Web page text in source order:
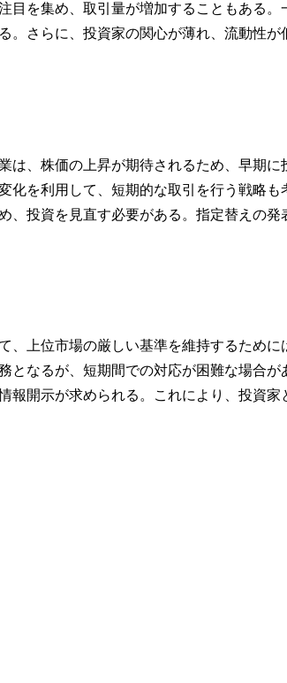
目を集め、取引量が増加することもある。
。さらに、投資家の関心が薄れ、流動性が
は、株価の上昇が期待されるため、早期に
化を利用して、短期的な取引を行う戦略も
、投資を見直す必要がある。指定替えの発
、上位市場の厳しい基準を維持するために
なるが、短期間での対応が困難な場合が
報開示が求められる。これにより、投資家